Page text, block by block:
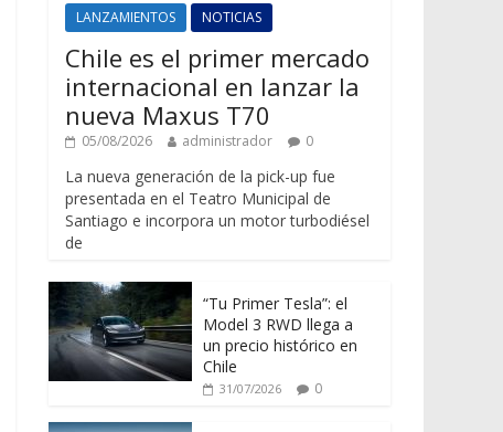
LANZAMIENTOS NOTICIAS
Chile es el primer mercado
internacional en lanzar la
nueva Maxus T70
05/08/2026 administrador 0
La nueva generación de la pick-up fue
presentada en el Teatro Municipal de
Santiago e incorpora un motor turbodiésel
de
“Tu Primer Tesla”: el
Model 3 RWD llega a
un precio histórico en
Chile
31/07/2026 0